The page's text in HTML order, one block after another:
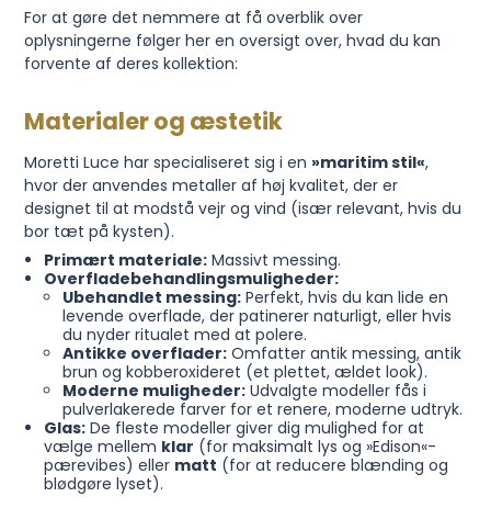
For at gøre det nemmere at få overblik over
oplysningerne følger her en oversigt over, hvad du kan
forvente af deres kollektion:
Materialer og æstetik
Moretti Luce har specialiseret sig i en »maritim stil«,
hvor der anvendes metaller af høj kvalitet, der er
designet til at modstå vejr og vind (især relevant, hvis du
bor tæt på kysten).
Primært materiale:Massivt messing.
Overfladebehandlingsmuligheder:
Ubehandlet messing: Perfekt, hvis du kan lide en
levende overflade, der patinerer naturligt, eller hvis
du nyder ritualet med at polere.
Antikke overflader: Omfatter antik messing, antik
brun og kobberoxideret (et plettet, ældet look).
Moderne muligheder: Udvalgte modeller fås i
pulverlakerede farver for et renere, moderne udtryk.
Glas:De fleste modeller giver dig mulighed for at
vælge mellem klar (for maksimalt lys og »Edison«-
pærevibes) eller matt (for at reducere blænding og
blødgøre lyset).